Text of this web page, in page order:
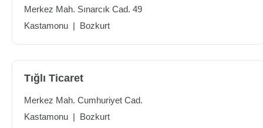
Merkez Mah. Sınarcık Cad. 49
Kastamonu | Bozkurt
Tığlı Ticaret
Merkez Mah. Cumhuriyet Cad.
Kastamonu | Bozkurt